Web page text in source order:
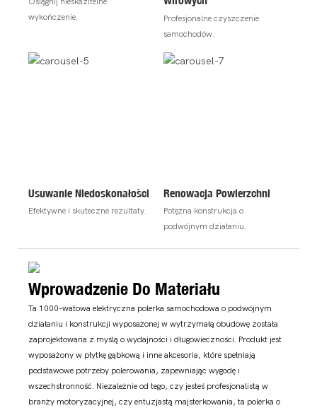
wykończenie.
Profesjonalne czyszczenie
samochodów.
Usuwanie Niedoskonałości
Efektywne i skuteczne rezultaty.
Renowacja Powierzchni
Potężna konstrukcja o
podwójnym działaniu.
Wprowadzenie Do Materiału
Ta 1000-watowa elektryczna polerka samochodowa o podwójnym
działaniu i konstrukcji wyposażonej w wytrzymałą obudowę została
zaprojektowana z myślą o wydajności i długowieczności. Produkt jest
wyposażony w płytkę gąbkową i inne akcesoria, które spełniają
podstawowe potrzeby polerowania, zapewniając wygodę i
wszechstronność. Niezależnie od tego, czy jesteś profesjonalistą w
branży motoryzacyjnej, czy entuzjastą majsterkowania, ta polerka o